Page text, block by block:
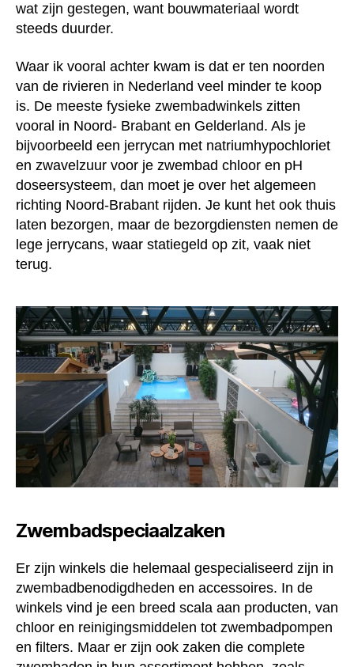
wat zijn gestegen, want bouwmateriaal wordt
steeds duurder.
Waar ik vooral achter kwam is dat er ten noorden
van de rivieren in Nederland veel minder te koop
is. De meeste fysieke zwembadwinkels zitten
vooral in Noord- Brabant en Gelderland. Als je
bijvoorbeeld een jerrycan met natriumhypochloriet
en zwavelzuur voor je zwembad chloor en pH
doseersysteem, dan moet je over het algemeen
richting Noord-Brabant rijden. Je kunt het ook thuis
laten bezorgen, maar de bezorgdiensten nemen de
lege jerrycans, waar statiegeld op zit, vaak niet
terug.
Zwembadspeciaalzaken
Er zijn winkels die helemaal gespecialiseerd zijn in
zwembadbenodigdheden en accessoires. In de
winkels vind je een breed scala aan producten, van
chloor en reinigingsmiddelen tot zwembadpompen
en filters. Maar er zijn ook zaken die complete